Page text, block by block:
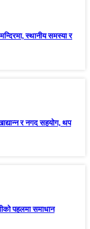
स्थानीय समस्या र
र नगद सहयोग, थप
पहलमा समाधान